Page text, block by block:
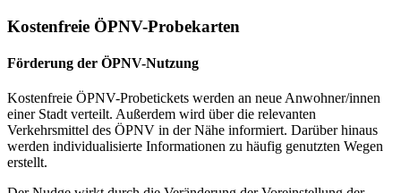
Kostenfreie ÖPNV-Probekarten
Förderung der ÖPNV-Nutzung
Kostenfreie ÖPNV-Probetickets werden an neue Anwohner/innen
einer Stadt verteilt. Außerdem wird über die relevanten
Verkehrsmittel des ÖPNV in der Nähe informiert. Darüber hinaus
werden individualisierte Informationen zu häufig genutzten Wegen
erstellt.